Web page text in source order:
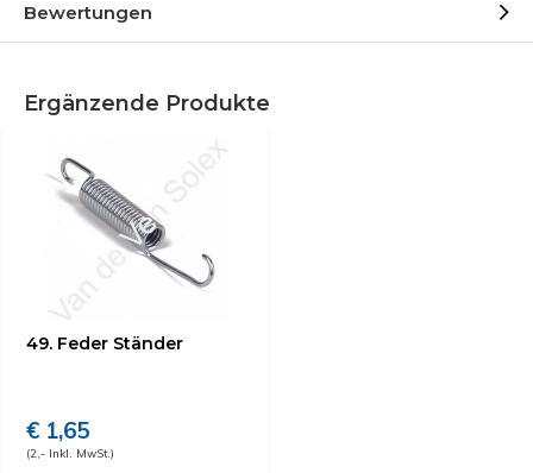
Bewertungen
Ergänzende Produkte
49. Feder Ständer
€ 1,65
(2,- Inkl. MwSt.)